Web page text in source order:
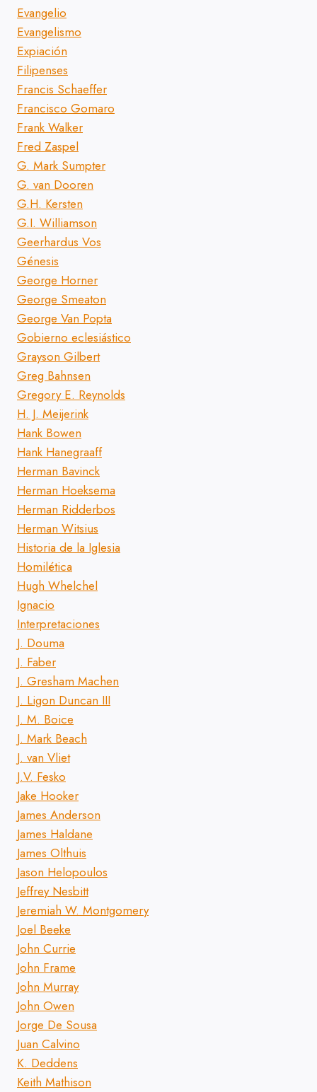
Evangelio
Evangelismo
Expiación
Filipenses
Francis Schaeffer
Francisco Gomaro
Frank Walker
Fred Zaspel
G. Mark Sumpter
G. van Dooren
G.H. Kersten
G.I. Williamson
Geerhardus Vos
Génesis
George Horner
George Smeaton
George Van Popta
Gobierno eclesiástico
Grayson Gilbert
Greg Bahnsen
Gregory E. Reynolds
H. J. Meijerink
Hank Bowen
Hank Hanegraaff
Herman Bavinck
Herman Hoeksema
Herman Ridderbos
Herman Witsius
Historia de la Iglesia
Homilética
Hugh Whelchel
Ignacio
Interpretaciones
J. Douma
J. Faber
J. Gresham Machen
J. Ligon Duncan III
J. M. Boice
J. Mark Beach
J. van Vliet
J.V. Fesko
Jake Hooker
James Anderson
James Haldane
James Olthuis
Jason Helopoulos
Jeffrey Nesbitt
Jeremiah W. Montgomery
Joel Beeke
John Currie
John Frame
John Murray
John Owen
Jorge De Sousa
Juan Calvino
K. Deddens
Keith Mathison